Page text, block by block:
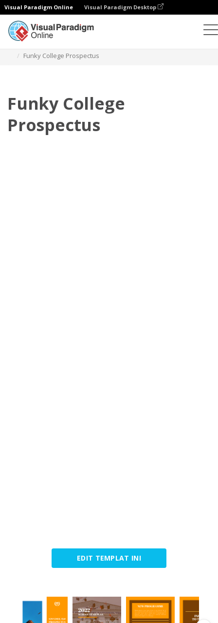
Visual Paradigm Online Visual Paradigm Desktop
Funky College Prospectus
Funky College
Prospectus
EDIT TEMPLAT INI